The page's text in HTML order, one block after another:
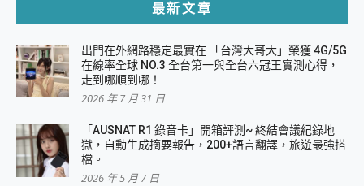
最新文章
出門在外網路穩定最實在 「台灣大哥大」榮獲 4G/5G
在線率全球 NO.3 全台第一與全台六冠王實測心得，
走到哪順到哪！
2026 年 7 月 31 日
「AUSNAT R1 錄音卡」開箱評測~ 終結會議紀錄地
獄，自動生成摘要報告，200+語言翻譯，旅遊最強搭
檔。
2026 年 5 月 7 日